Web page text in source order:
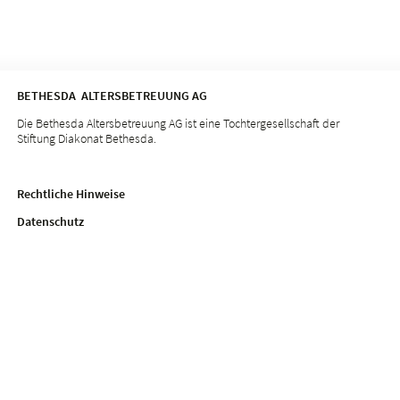
BETHESDA ALTERSBETREUUNG AG
Die Bethesda Altersbetreuung AG ist eine Tochtergesellschaft der
Stiftung Diakonat Bethesda.
Rechtliche Hinweise
Datenschutz